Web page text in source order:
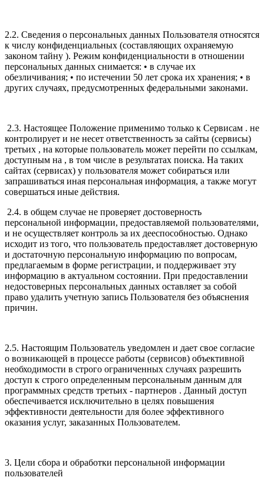
2.2. Сведения о персональных данных Пользователя относятся
к числу конфиденциальных (составляющих охраняемую
законом тайну ). Режим конфиденциальности в отношении
персональных данных снимается: • в случае их
обезличивания; • по истечении 50 лет срока их хранения; • в
других случаях, предусмотренных федеральными законами.
2.3. Настоящее Положение применимо только к Сервисам . не
контролирует и не несет ответственность за сайты (сервисы)
третьих , на которые пользователь может перейти по ссылкам,
доступным на , в том числе в результатах поиска. На таких
сайтах (сервисах) у пользователя может собираться или
запрашиваться иная персональная информация, а также могут
совершаться иные действия.
2.4. в общем случае не проверяет достоверность
персональной информации, предоставляемой пользователями,
и не осуществляет контроль за их дееспособностью. Однако
исходит из того, что пользователь предоставляет достоверную
и достаточную персональную информацию по вопросам,
предлагаемым в форме регистрации, и поддерживает эту
информацию в актуальном состоянии. При предоставлении
недостоверных персональных данных оставляет за собой
право удалить учетную запись Пользователя без объяснения
причин.
2.5. Настоящим Пользователь уведомлен и дает свое согласие
о возникающей в процессе работы (сервисов) объективной
необходимости в строго ограниченных случаях разрешить
доступ к строго определенным персональным данным для
программных средств третьих - партнеров . Данный доступ
обеспечивается исключительно в целях повышения
эффективности деятельности для более эффективного
оказания услуг, заказанных Пользователем.
3. Цели сбора и обработки персональной информации
пользователей